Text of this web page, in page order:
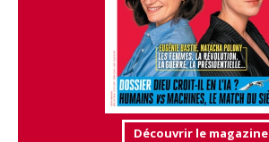
Découvrir le magazine